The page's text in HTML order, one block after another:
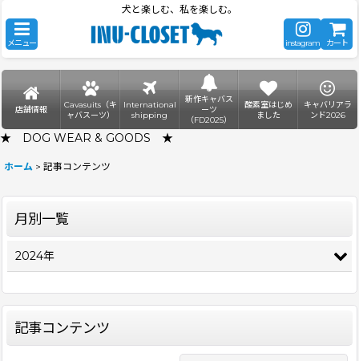
犬と楽しむ、私を楽しむ。
メニュー instagram カート
店舗情報
Cavasuits（キ
ャバスーツ）
International
shipping
新作キャバス
ーツ
（FD2025）
酸素室はじめ
ました
キャバリアラ
ンド2026
★ DOG WEAR & GOODS ★
ホーム > 記事コンテンツ
記事コンテンツ
月別一覧
2024年